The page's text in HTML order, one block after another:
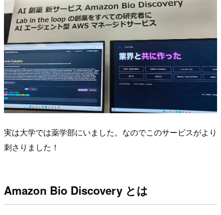
実は大学では薬学部にいました。なのでこのサービスがより
刺さりました！
Amazon Bio Discovery とは